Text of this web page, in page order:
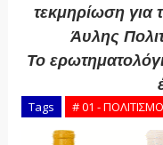
τεκμηρίωση για
Άυλης
Το
Tags # 01 -